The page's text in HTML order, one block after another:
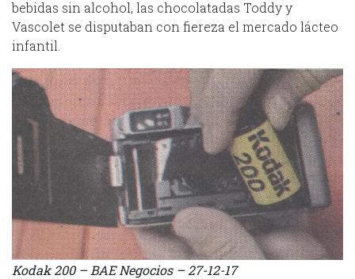
bebidas sin alcohol, las chocolatadas Toddy y
Vascolet se disputaban con fiereza el mercado lácteo
infantil.
Kodak 200 – BAE Negocios – 27-12-17